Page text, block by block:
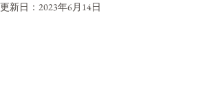
更新日： 2023年6月14日